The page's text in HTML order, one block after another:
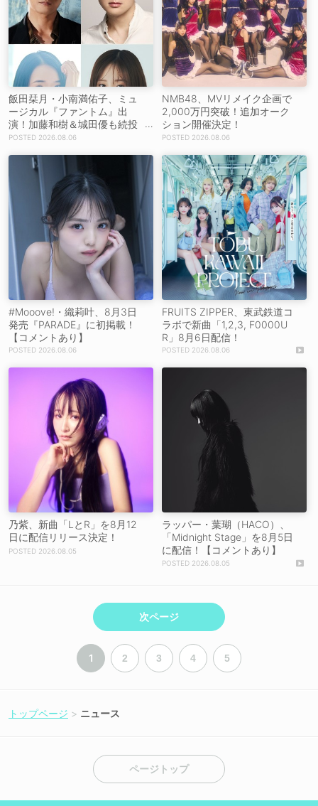
飯田栞月・小南満佑子、ミュ
ージカル『ファントム』出
演！加藤和樹＆城田優も続投
【コメントあり】
2026.08.06
NMB48、MVリメイク企画で
2,000万円突破！追加オーク
ション開催決定！
2026.08.06
#Mooove!・織莉叶、8月3日
発売『PARADE』に初掲載！
【コメントあり】
2026.08.06
FRUITS ZIPPER、東武鉄道コ
ラボで新曲「1,2,3, F0000U
R」8月6日配信！
2026.08.06
乃紫、新曲「LとR」を8月12
日に配信リリース決定！
2026.08.05
ラッパー・葉瑚（HACO）、
「Midnight Stage」を8月5日
に配信！【コメントあり】
2026.08.05
次ページ
1 2 3 4 5
トップページ ニュース
ページトップ